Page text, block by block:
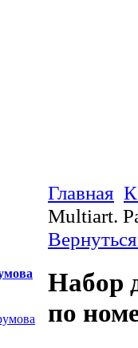
Главная
Multiart.
Набор
по